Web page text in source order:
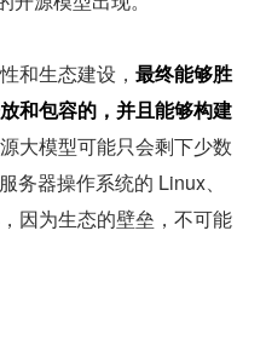
和生态建设， 最终能够胜
和包容的，并且能够构建
大模型可能只会剩下少数
务器操作系统的 Linux、
因为生态的壁垒，不可能